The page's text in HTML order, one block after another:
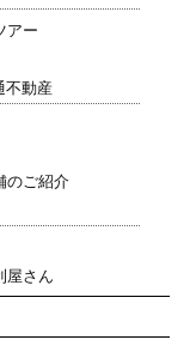
アー
不動産
のご紹介
屋さん